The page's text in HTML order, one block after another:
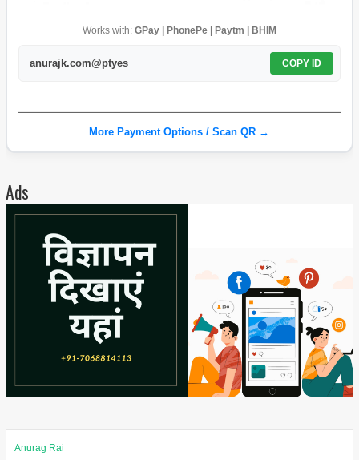
Works with: GPay | PhonePe | Paytm | BHIM
anurajk.com@ptyes COPY ID
More Payment Options / Scan QR →
Ads
Anurag Rai